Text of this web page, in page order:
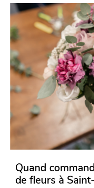
Quand
de fleurs à